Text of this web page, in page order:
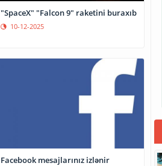
"SpaceX" "Falcon 9" raketini buraxıb
10-12-2025
Facebook mesajlarınız izlənir